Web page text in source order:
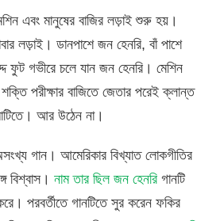
এবং মানুষের বাজির লড়াই শুরু হয়।
লড়াই। ডানপাশে জন হেনরি, বাঁ পাশে
ফুট গভীরে চলে যান জন হেনরি। মেশিন
পরীক্ষার বাজিতে জেতার পরেই ক্লান্ত
আর উঠেন না।
গান। আমেরিকার বিখ্যাত লোকগীতির
বিশ্বাস। নাম তার ছিল জন হেনরিগানটি
পরবর্তীতে গানটিতে সুর করেন ফকির